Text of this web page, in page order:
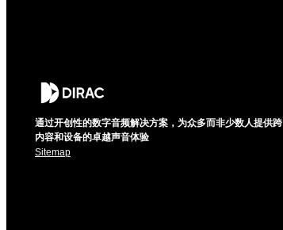
通过开创性的数字音频解决方案，为众多而非少数人提供跨
内容和设备的卓越声音体验
Sitemap